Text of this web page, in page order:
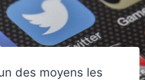
des moyens les